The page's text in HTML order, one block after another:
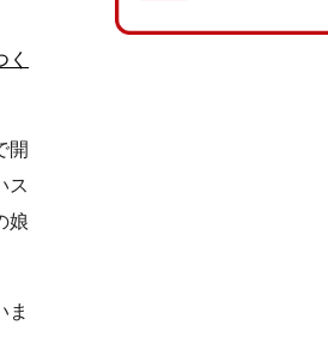
く
開
ス
娘
ま